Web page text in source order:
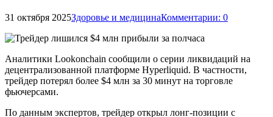
31 октября 2025Здоровье и медицинаКомментарии: 0
Аналитики Lookonchain сообщили о серии ликвидаций на
децентрализованной платформе Hyperliquid. В частности,
трейдер потерял более $4 млн за 30 минут на торговле
фьючерсами.
По данным экспертов, трейдер открыл лонг-позиции с